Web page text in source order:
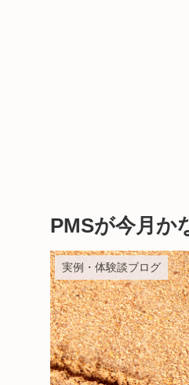
PMSが今月か
実例・体験談ブログ